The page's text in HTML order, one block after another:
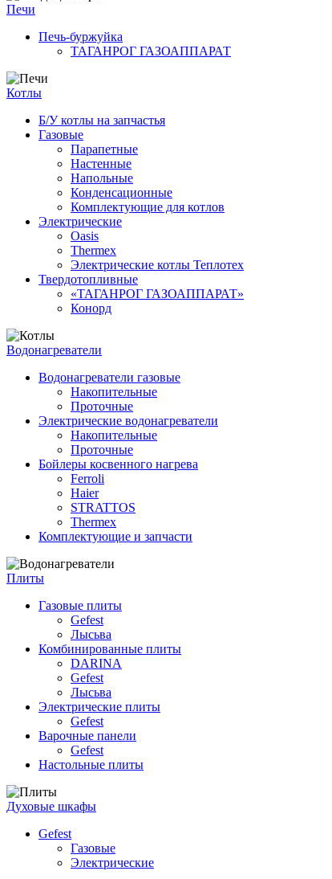
Печи
Печь-буржуйка
ТАГАНРОГ ГАЗОАППАРАТ
Котлы
Б/У котлы на запчастья
Газовые
Парапетные
Настенные
Напольные
Конденсационные
Комплектующие для котлов
Электрические
Oasis
Thermex
Электрические котлы Теплотех
Твердотопливные
«ТАГАНРОГ ГАЗОАППАРАТ»
Конорд
Водонагреватели
Водонагреватели газовые
Накопительные
Проточные
Электрические водонагреватели
Накопительные
Проточные
Бойлеры косвенного нагрева
Ferroli
Haier
STRATTOS
Thermex
Комплектующие и запчасти
Плиты
Газовые плиты
Gefest
Лысьва
Комбинированные плиты
DARINA
Gefest
Лысьва
Электрические плиты
Gefest
Варочные панели
Gefest
Настольные плиты
Духовые шкафы
Gefest
Газовые
Электрические